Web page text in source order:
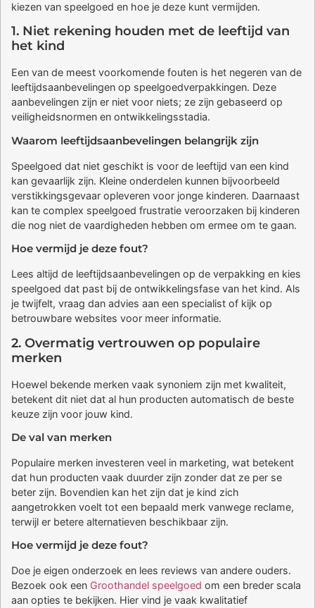
kiezen van speelgoed en hoe je deze kunt vermijden.
1. Niet rekening houden met de leeftijd van
het kind
Een van de meest voorkomende fouten is het negeren van de
leeftijdsaanbevelingen op speelgoedverpakkingen. Deze
aanbevelingen zijn er niet voor niets; ze zijn gebaseerd op
veiligheidsnormen en ontwikkelingsstadia.
Waarom leeftijdsaanbevelingen belangrijk zijn
Speelgoed dat niet geschikt is voor de leeftijd van een kind
kan gevaarlijk zijn. Kleine onderdelen kunnen bijvoorbeeld
verstikkingsgevaar opleveren voor jonge kinderen. Daarnaast
kan te complex speelgoed frustratie veroorzaken bij kinderen
die nog niet de vaardigheden hebben om ermee om te gaan.
Hoe vermijd je deze fout?
Lees altijd de leeftijdsaanbevelingen op de verpakking en kies
speelgoed dat past bij de ontwikkelingsfase van het kind. Als
je twijfelt, vraag dan advies aan een specialist of kijk op
betrouwbare websites voor meer informatie.
2. Overmatig vertrouwen op populaire
merken
Hoewel bekende merken vaak synoniem zijn met kwaliteit,
betekent dit niet dat al hun producten automatisch de beste
keuze zijn voor jouw kind.
De val van merken
Populaire merken investeren veel in marketing, wat betekent
dat hun producten vaak duurder zijn zonder dat ze per se
beter zijn. Bovendien kan het zijn dat je kind zich
aangetrokken voelt tot een bepaald merk vanwege reclame,
terwijl er betere alternatieven beschikbaar zijn.
Hoe vermijd je deze fout?
Doe je eigen onderzoek en lees reviews van andere ouders.
Bezoek ook een Groothandel speelgoed om een breder scala
aan opties te bekijken. Hier vind je vaak kwalitatief